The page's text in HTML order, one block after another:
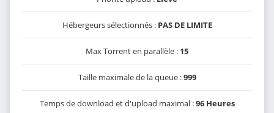
Hébergeurs sélectionnés : PAS DE LIMITE
Max Torrent en parallèle : 15
Taille maximale de la queue :999
Temps de download et d'upload maximal :96 Heures